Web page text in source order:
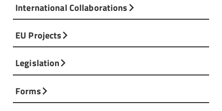
International Collaborations
EU Projects
Legislation
Forms